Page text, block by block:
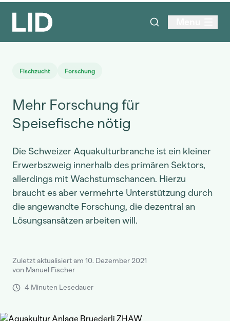
Fischzucht Forschung
Mehr Forschung für
Speisefische nötig
Die Schweizer Aquakulturbranche ist ein kleiner
Erwerbszweig innerhalb des primären Sektors,
allerdings mit Wachstumschancen. Hierzu
braucht es aber vermehrte Unterstützung durch
die angewandte Forschung, die dezentral an
Lösungsansätzen arbeiten will.
Zuletzt aktualisiert am 10. Dezember 2021
von Manuel Fischer
4 Minuten Lesedauer